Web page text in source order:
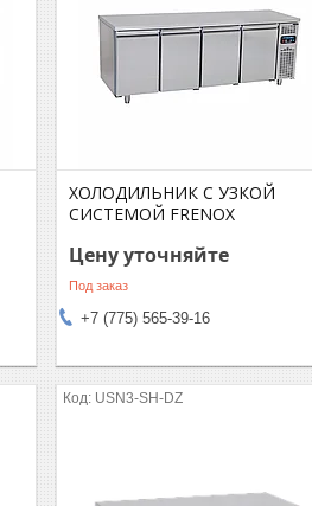
ХОЛОДИЛЬНИК C УЗКОЙ
СИСТЕМОЙ FRENOX
Цену уточняйте
Под заказ
+7 (775) 565-39-16
USN3-SH-DZ